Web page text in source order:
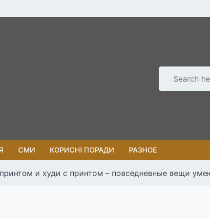
СМИ КОРИСНІ ПОРАДИ РАЗНОЕ
и худи с принтом – повседневные вещи